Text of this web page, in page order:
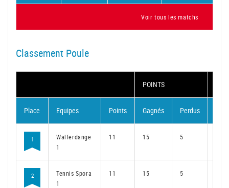
Voir tous les matchs
Classement Poule
POINTS
Place Equipes Points Gagnés Perdus
1
Walferdange
1
11 15 5
2
Tennis Spora
1
11 15 5